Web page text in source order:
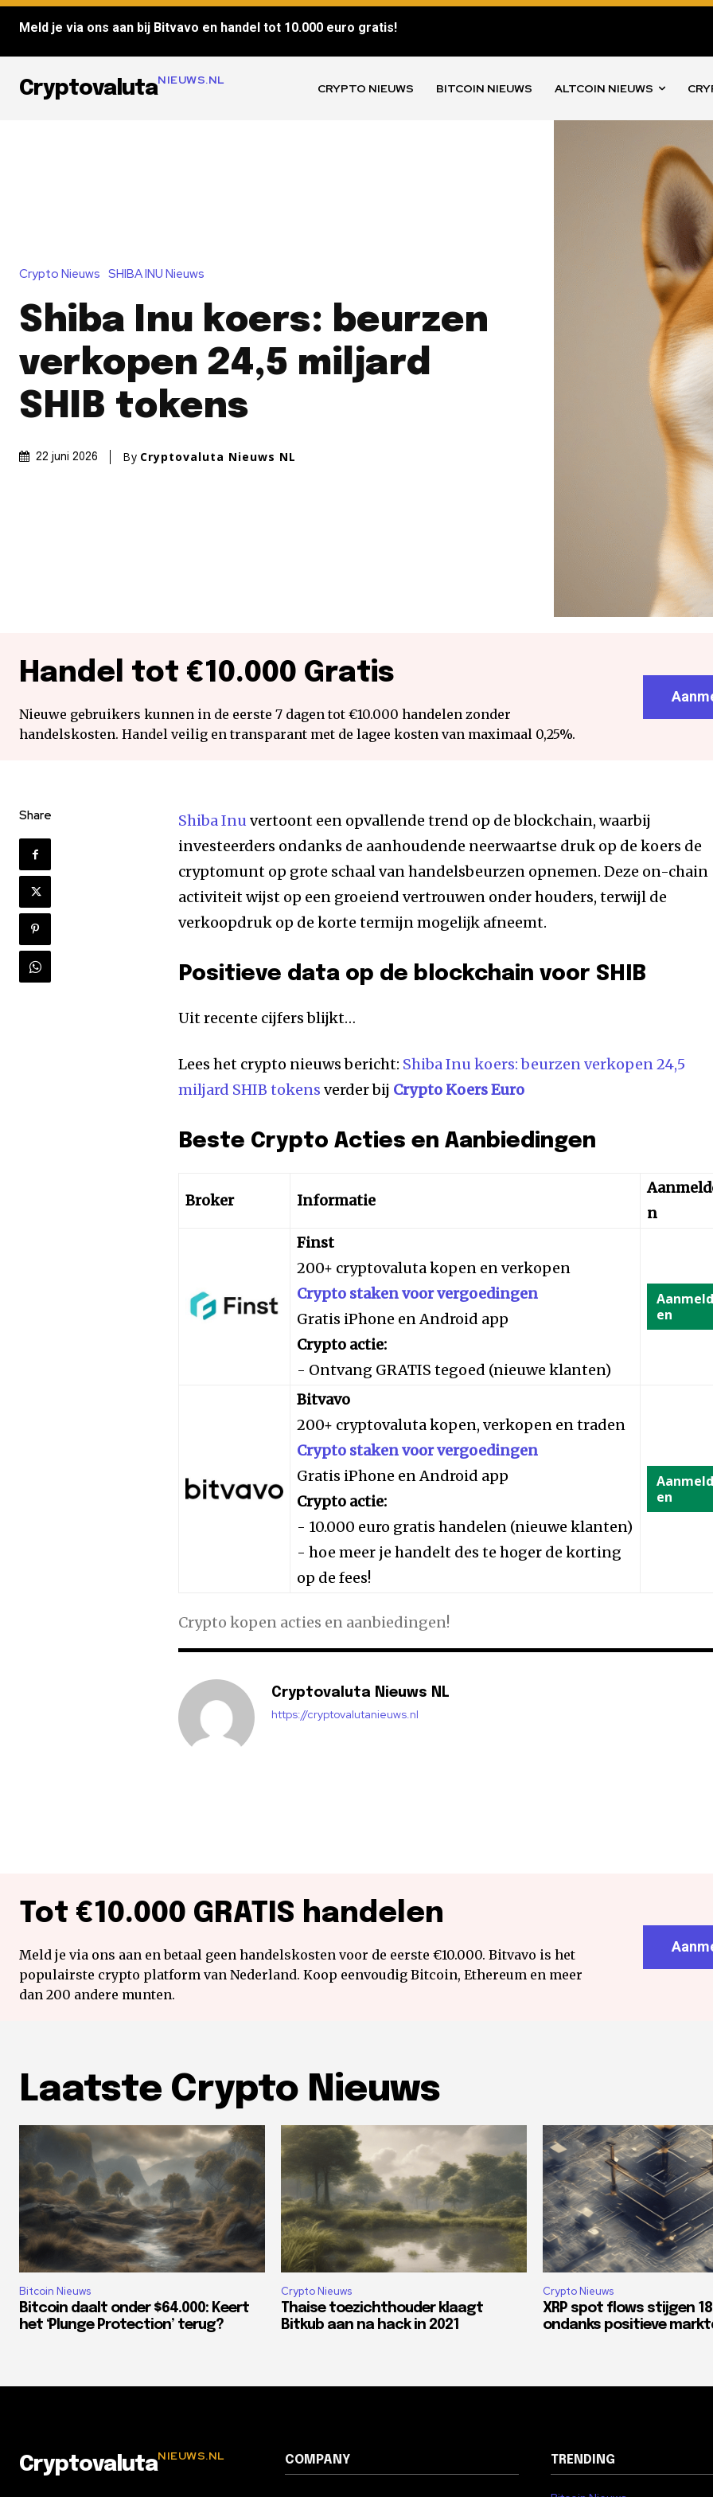
Meld je via ons aan bij Bitvavo en handel tot 10.000 euro gratis!
CryptovalutaNIEUWS.NL
CRYPTO NIEUWS BITCOIN NIEUWS ALTCOIN NIEUWS
Crypto Nieuws SHIBA INU Nieuws
Shiba Inu koers: beurzen
verkopen 24,5 miljard
SHIB tokens
22 juni 2026 By Cryptovaluta Nieuws NL
Handel tot €10.000 Gratis
Nieuwe gebruikers kunnen in de eerste 7 dagen tot €10.000 handelen zonder
handelskosten. Handel veilig en transparant met de lagee kosten van maximaal 0,25%.
Share Shiba Inu vertoont een opvallende trend op de blockchain, waarbij
investeerders ondanks de aanhoudende neerwaartse druk op de koers de
cryptomunt op grote schaal van handelsbeurzen opnemen. Deze on-chain
activiteit wijst op een groeiend vertrouwen onder houders, terwijl de
verkoopdruk op de korte termijn mogelijk afneemt.
Positieve data op de blockchain voor SHIB
Uit recente cijfers blijkt…
Lees het crypto nieuws bericht: Shiba Inu koers: beurzen verkopen 24,5
miljard SHIB tokens verder bij Crypto Koers Euro
Beste Crypto Acties en Aanbiedingen
Broker Informatie
n
Finst
200+ cryptovaluta kopen en verkopen
Crypto staken voor vergoedingen
Gratis iPhone en Android app
Crypto actie:
- Ontvang GRATIS tegoed (nieuwe klanten)
en
Bitvavo
200+ cryptovaluta kopen, verkopen en traden
Crypto staken voor vergoedingen
Gratis iPhone en Android app
Crypto actie:
- 10.000 euro gratis handelen (nieuwe klanten)
- hoe meer je handelt des te hoger de korting
op de fees!
en
Crypto kopen acties en aanbiedingen!
Cryptovaluta Nieuws NL
https://cryptovalutanieuws.nl
Tot €10.000 GRATIS handelen
Meld je via ons aan en betaal geen handelskosten voor de eerste €10.000. Bitvavo is het
populairste crypto platform van Nederland. Koop eenvoudig Bitcoin, Ethereum en meer
dan 200 andere munten.
Laatste Crypto Nieuws
Bitcoin Nieuws
Bitcoin daalt onder $64.000: Keert
het ‘Plunge Protection’ terug?
Crypto Nieuws
Thaise toezichthouder klaagt
Bitkub aan na hack in 2021
Crypto Nieuws
XRP spot flows stijgen
ondanks positieve
CryptovalutaNIEUWS.NL COMPANY TRENDING